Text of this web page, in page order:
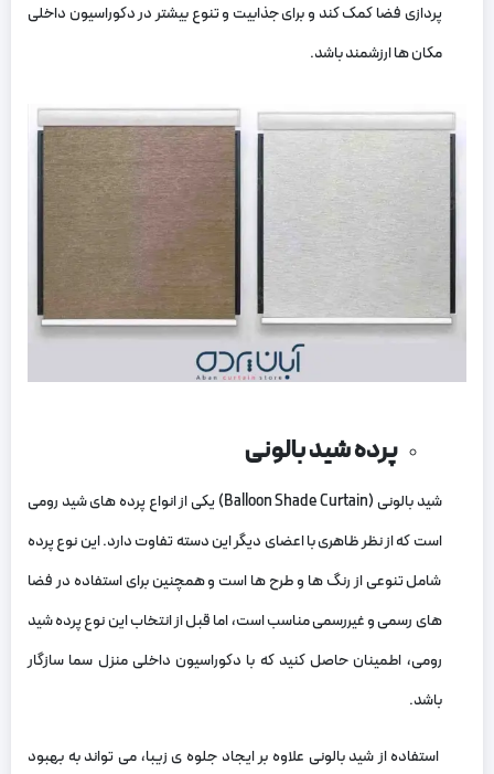
پردازی فضا کمک کند و برای جذابیت و تنوع بیشتر در دکوراسیون داخلی
مکان‌ ها ارزشمند باشد.
پرده شید بالونی
شید بالونی (Balloon Shade Curtain) یکی از انواع پرده‌ های شید رومی
است که از نظر ظاهری با اعضای دیگر این دسته تفاوت دارد. این نوع پرده
شامل تنوعی از رنگ‌ ها و طرح‌ ها است و همچنین برای استفاده در فضا
های رسمی و غیررسمی مناسب است، اما قبل از انتخاب این نوع پرده شید
رومی، اطمینان حاصل کنید که با دکوراسیون داخلی منزل سما سازگار
باشد.
استفاده از شید بالونی علاوه بر ایجاد جلوه‌ ی زیبا، می‌ تواند به بهبود